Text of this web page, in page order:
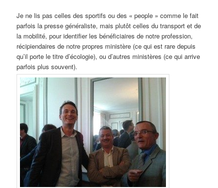
Je ne lis pas celles des sportifs ou des « people » comme le fait
parfois la presse généraliste, mais plutôt celles du transport et de
la mobilité, pour identifier les bénéficiaires de notre profession,
récipiendaires de notre propres ministère (ce qui est rare depuis
qu’il porte le titre d’écologie), ou d’autres ministères (ce qui arrive
parfois plus souvent).